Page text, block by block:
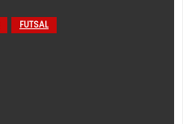
FUTSAL